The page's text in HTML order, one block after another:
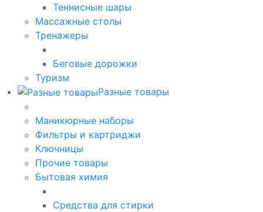
Теннисные шары
Массажные столы
Тренажеры
Беговые дорожки
Туризм
Разные товары
Маникюрные наборы
Фильтры и картриджи
Ключницы
Прочие товары
Бытовая химия
Средства для стирки